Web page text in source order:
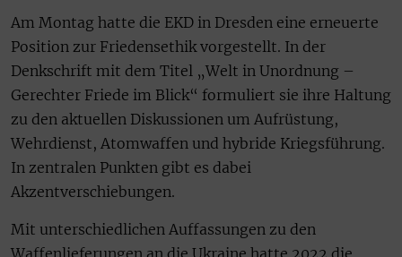
Am Montag hatte die EKD in Dresden eine erneuerte
Position zur Friedensethik vorgestellt. In der
Denkschrift mit dem Titel „Welt in Unordnung –
Gerechter Friede im Blick“ formuliert sie ihre Haltung
zu den aktuellen Diskussionen um Aufrüstung,
Wehrdienst, Atomwaffen und hybride Kriegsführung.
In zentralen Punkten gibt es dabei
Akzentverschiebungen.
Mit unterschiedlichen Auffassungen zu den
Waffenlieferungen an die Ukraine hatte 2022 die